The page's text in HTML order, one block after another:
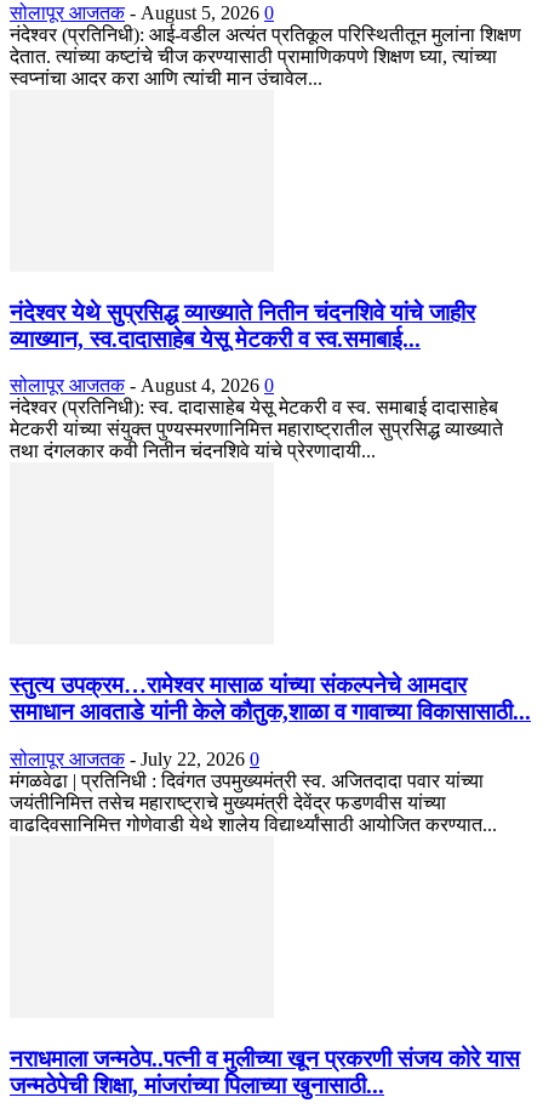
सोलापूर आजतक - August 5, 2026 0
नंदेश्वर (प्रतिनिधी): आई-वडील अत्यंत प्रतिकूल परिस्थितीतून मुलांना शिक्षण
देतात. त्यांच्या कष्टांचे चीज करण्यासाठी प्रामाणिकपणे शिक्षण घ्या, त्यांच्या
स्वप्नांचा आदर करा आणि त्यांची मान उंचावेल...
नंदेश्वर येथे सुप्रसिद्ध व्याख्याते नितीन चंदनशिवे यांचे जाहीर
व्याख्यान, स्व.दादासाहेब येसू मेटकरी व स्व.समाबाई...
सोलापूर आजतक - August 4, 2026 0
नंदेश्वर (प्रतिनिधी): स्व. दादासाहेब येसू मेटकरी व स्व. समाबाई दादासाहेब
मेटकरी यांच्या संयुक्त पुण्यस्मरणानिमित्त महाराष्ट्रातील सुप्रसिद्ध व्याख्याते
तथा दंगलकार कवी नितीन चंदनशिवे यांचे प्रेरणादायी...
स्तुत्य उपक्रम…रामेश्वर मासाळ यांच्या संकल्पनेचे आमदार
समाधान आवताडे यांनी केले कौतुक,शाळा व गावाच्या विकासासाठी...
सोलापूर आजतक - July 22, 2026 0
मंगळवेढा | प्रतिनिधी : दिवंगत उपमुख्यमंत्री स्व. अजितदादा पवार यांच्या
जयंतीनिमित्त तसेच महाराष्ट्राचे मुख्यमंत्री देवेंद्र फडणवीस यांच्या
वाढदिवसानिमित्त गोणेवाडी येथे शालेय विद्यार्थ्यांसाठी आयोजित करण्यात...
नराधमाला जन्मठेप..पत्नी व मुलीच्या खून प्रकरणी संजय कोरे यास
जन्मठेपेची शिक्षा, मांजरांच्या पिलाच्या खुनासाठी...